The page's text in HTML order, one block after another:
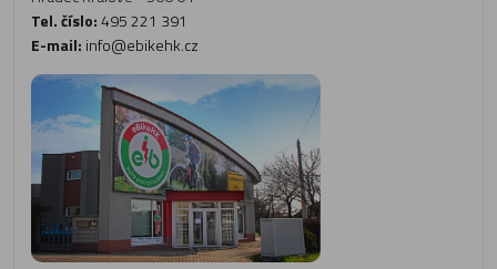
Tel. číslo:495 221 391
E-mail: info@ebikehk.cz